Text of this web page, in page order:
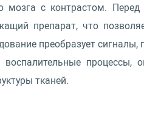
мозга с контрастом. Перед
препарат, что
преобразует
процессы,
тканей.